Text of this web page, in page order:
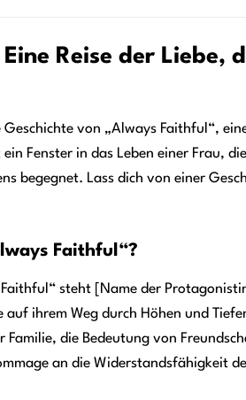
Reise der Liebe,
Geschichte von „Always Faithful“,
Fenster in das Leben einer Frau,
begegnet. Lass dich von einer
Faithful“?
steht [Name der
ihrem Weg durch Höhen und
Familie, die Bedeutung von
an die Widerstandsfähigkeit